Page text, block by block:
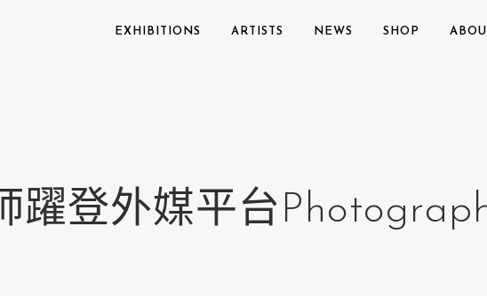
EXHIBITIONS ARTISTS NEWS SHOP
躍登外媒平台